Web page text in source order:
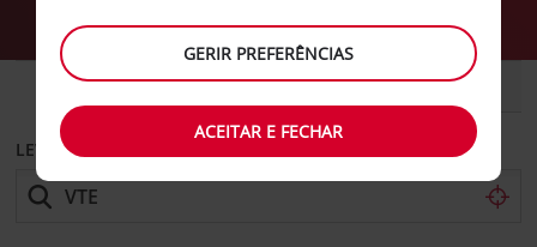
CARRO COMERCIAIS
LEVANTAR EM
GERIR PREFERÊNCIAS
ACEITAR E FECHAR